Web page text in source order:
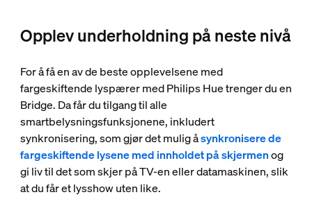
Opplev underholdning på neste nivå
For å få en av de beste opplevelsene med
fargeskiftende lyspærer med Philips Hue trenger du en
Bridge. Da får du tilgang til alle
smartbelysningsfunksjonene, inkludert
synkronisering, som gjør det mulig åsynkronisere de
fargeskiftende lysene med innholdet på skjermenog
gi liv til det som skjer på TV-en eller datamaskinen, slik
at du får et lysshow uten like.